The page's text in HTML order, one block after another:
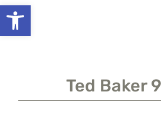
פתח
Ted Baker